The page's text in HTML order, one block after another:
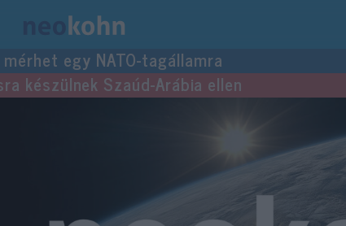
egy NATO-tagállamra
készülnek Szaúd-Arábia ellen